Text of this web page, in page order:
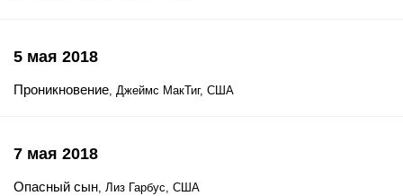
5 мая 2018
Проникновение, Джеймс МакТиг, США
7 мая 2018
Опасный сын, Лиз Гарбус, США